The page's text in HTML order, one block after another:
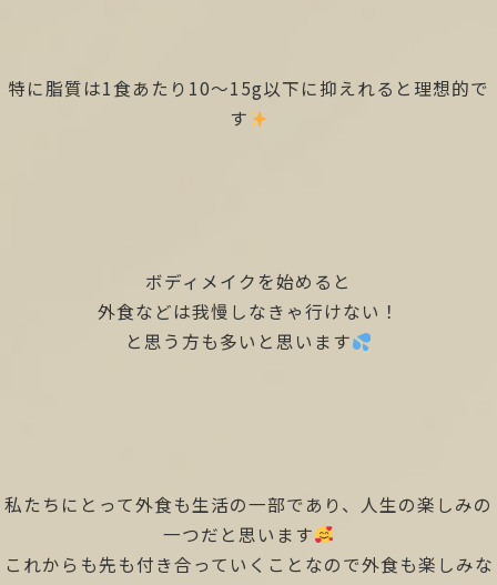
特に脂質は1食あたり10〜15g以下に抑えれると理想的で
す
ボディメイクを始めると
外食などは我慢しなきゃ行けない！
と思う方も多いと思います
私たちにとって外食も生活の一部であり、人生の楽しみの
一つだと思います
これからも先も付き合っていくことなので外食も楽しみな